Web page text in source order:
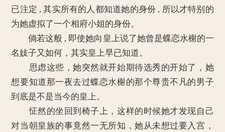
已注定 , 其实所有的人都知道她的身份 , 所以才特别的
为她虚拟了一个相府小姐的身份。
倘若这般 , 即使她向皇上说了她曾是蝶恋水榭的一
名妓子又如何，其实皇上早已知道。
思虑这些，她突然就开始期待选秀的开始了，她
想要知道那一夜去过蝶恋水榭的那个尊贵不凡的男子
到底是不是当今的皇上。
怔然的坐回到椅子上，这样的时候她才发现自己
对当朝皇族的事竟然一无所知，她从未想过要入宫，